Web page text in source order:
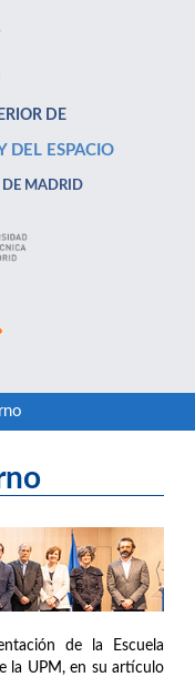
DE
DEL ESPACIO
MADRID
de la Escuela
la UPM, en su artículo